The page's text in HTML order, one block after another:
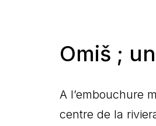
Omiš ;
A l’embouchure
centre de la